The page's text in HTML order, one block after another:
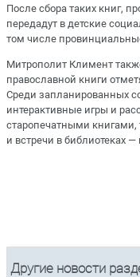
После сбора таких книг,
передадут в детские
том числе
Митрополит Климент
православной книги
Среди запланированных
интерактивные игры и
старопечатными книгами,
и встречи в библиотеках
Другие новости